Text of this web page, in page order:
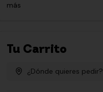
más
Tu Carrito
¿Dónde quieres pedir?